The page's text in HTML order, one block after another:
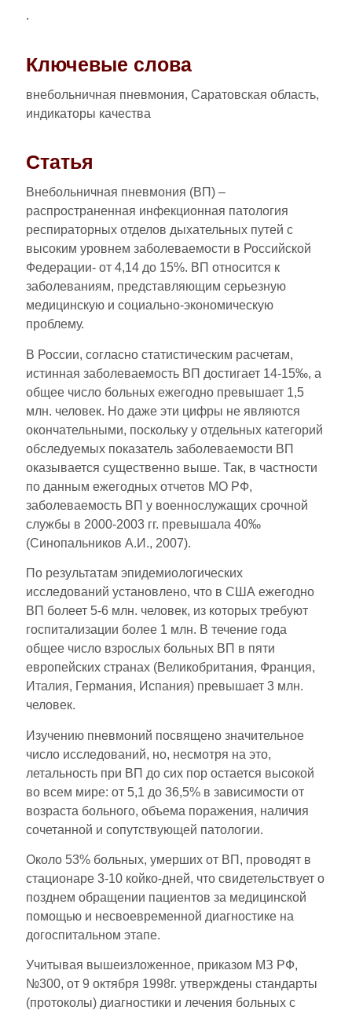
.
Ключевые слова
внебольничная пневмония, Саратовская область,
индикаторы качества
Статья
Внебольничная пневмония (ВП) –
распространенная инфекционная патология
респираторных отделов дыхательных путей с
высоким уровнем заболеваемости в Российской
Федерации- от 4,14 до 15%. ВП относится к
заболеваниям, представляющим серьезную
медицинскую и социально-экономическую
проблему.
В России, согласно статистичеcким расчетам,
истинная заболеваемость ВП достигает 14-15‰, а
общее число больных ежегодно превышает 1,5
млн. человек. Но даже эти цифры не являются
окончательными, поскольку у отдельных категорий
обследуемых показатель заболеваемости ВП
оказывается существенно выше. Так, в частности
по данным ежегодных отчетов МО РФ,
заболеваемость ВП у военнослужащих срочной
службы в 2000-2003 гг. превышала 40‰
(Синопальников А.И., 2007).
По результатам эпидемиологических
исследований установлено, что в США ежегодно
ВП болеет 5-6 млн. человек, из которых требуют
госпитализации более 1 млн. В течение года
общее число взрослых больных ВП в пяти
европейских странах (Великобритания, Франция,
Италия, Германия, Испания) превышает 3 млн.
человек.
Изучению пневмоний посвящено значительное
число исследований, но, несмотря на это,
летальность при ВП до сих пор остается высокой
во всем мире: от 5,1 до 36,5% в зависимости от
возраста больного, объема поражения, наличия
сочетанной и сопутствующей патологии.
Около 53% больных, умерших от ВП, проводят в
стационаре 3-10 койко-дней, что свидетельствует о
позднем обращении пациентов за медицинской
помощью и несвоевременной диагностике на
догоспитальном этапе.
Учитывая вышеизложенное, приказом МЗ РФ,
№300, от 9 октября 1998г. утверждены стандарты
(протоколы) диагностики и лечения больных с